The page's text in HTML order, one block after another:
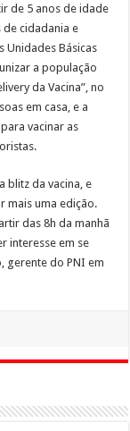
de 5 anos de idade
de cidadania e
Unidades Básicas
a população
da Vacina”, no
em casa, e a
vacinar as
blitz da vacina, e
mais uma edição.
das 8h da manhã
interesse em se
gerente do PNI em